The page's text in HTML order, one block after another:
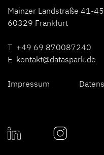
Mainzer Landstraße 41-45
60329 Frankfurt
T +49 69 870087240
E kontakt@dataspark.de
Impressum